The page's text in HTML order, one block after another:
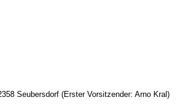
Seubersdorf (Erster Vorsitzender: Arno Kral)